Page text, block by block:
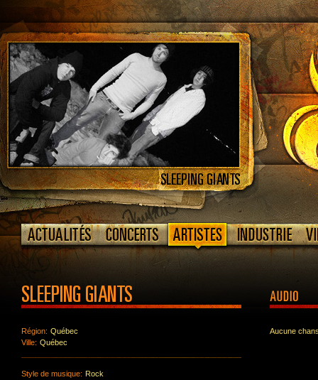
Région: Québec
Ville: Québec
Style de musique: Rock
Aucune